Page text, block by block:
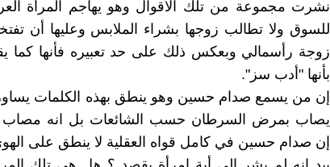
نشرت مجموعة من تلك الأقوال وهو يهاجم المرأة
للسوق ولا تطالب زوجها بشراء الملابس وعليها أن
زوجة رأسمالي وبعكس ذلك على حد تعبيره فأنها كما
بأنها "أدب سز".
إن من يسمع صدام حسين وهو ينطق بهذه الكلمات
يصاب بمرض السرطان حسب الشائعات بل انه مصاب
إن صدام حسين في كامل قواه العقلية لا ينطق على